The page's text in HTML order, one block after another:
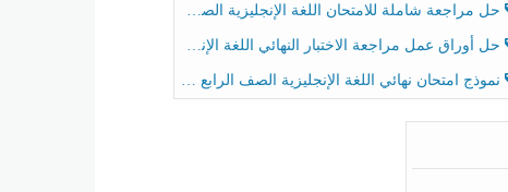
حل مراجعة شاملة للامتحان اللغة الإنجليزية الصف الخامس الفصل الثالث
حل أوراق عمل مراجعة الاختبار النهائي اللغة الإنجليزية الصف الرابع الفصل الثالث
نموذج امتحان نهائي اللغة الإنجليزية الصف الرابع الفصل الثالث